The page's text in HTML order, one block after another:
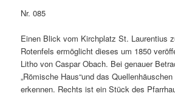
Nr. 085
Einen Blick vom Kirchplatz St. Laurentius
Rotenfels ermöglicht dieses um 1850
Litho von Caspar Obach. Bei genauer
„Römische Haus“und das
erkennen. Rechts ist ein Stück des